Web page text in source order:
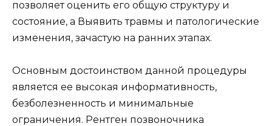
позволяет оценить его общую структуру и
состояние, а Выявить травмы и патологические
изменения, зачастую на ранних этапах.
Основным достоинством данной процедуры
является ее высокая информативность,
безболезненность и минимальные
ограничения. Рентген позвоночника